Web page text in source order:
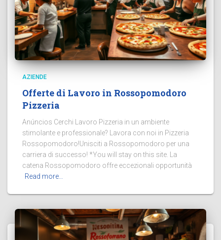
AZIENDE
Offerte di Lavoro in Rossopomodoro
Pizzeria
Anúncios Cerchi Lavoro Pizzeria in un ambiente
stimolante e professionale? Lavora con noi in Pizzeria
Rossopomodoro!Unisciti a Rossopomodoro per una
carriera di successo! *You will stay on this site. La
catena Rossopomodoro offre eccezionali opportunità
Read more…